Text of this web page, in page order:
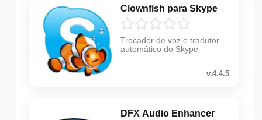
Clownfish para Skype
Trocador de voz e tradutor
automático do Skype
v.4.4.5
DFX Audio Enhancer